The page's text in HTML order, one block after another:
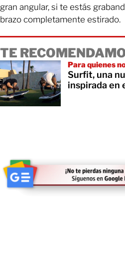
gran angular, si te estás
brazo completamente estirado.
TE
Para quienes
Surfit, una
inspirada en